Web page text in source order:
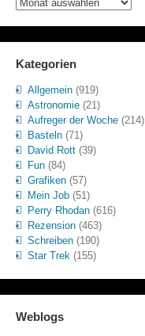
Kategorien
Allgemein(919)
Astronomie(21)
Aufreger der Woche(214)
Basteln(71)
David Rott(39)
Fun(84)
Grafiken(57)
Mein Job(51)
Perry Rhodan(616)
Rezension(463)
Schreiben(190)
Star Trek(155)
Weblogs